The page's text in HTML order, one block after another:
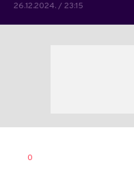
26.12.2024. / 23:15
0